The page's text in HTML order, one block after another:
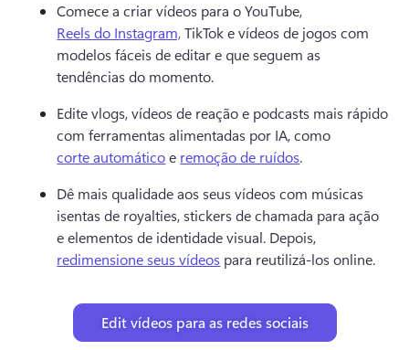
Comece a criar vídeos para o YouTube,
Reels do Instagram, TikTok e vídeos de jogos com
modelos fáceis de editar e que seguem as
tendências do momento.
Edite vlogs, vídeos de reação e podcasts mais rápido
com ferramentas alimentadas por IA, como
corte automático e remoção de ruídos.
Dê mais qualidade aos seus vídeos com músicas
isentas de royalties, stickers de chamada para ação
e elementos de identidade visual. Depois,
redimensione seus vídeos para reutilizá-los online.
Edit vídeos para as redes sociais